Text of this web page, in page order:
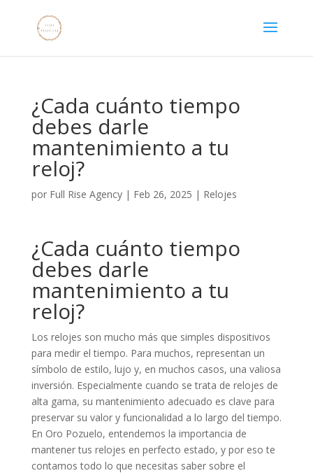
¿Cada cuánto tiempo
debes darle
mantenimiento a tu
reloj?
por Full Rise Agency| Feb 26, 2025 | Relojes
¿Cada cuánto tiempo
debes darle
mantenimiento a tu
reloj?
Los relojes son mucho más que simples dispositivos
para medir el tiempo. Para muchos, representan un
símbolo de estilo, lujo y, en muchos casos, una valiosa
inversión. Especialmente cuando se trata de relojes de
alta gama, su mantenimiento adecuado es clave para
preservar su valor y funcionalidad a lo largo del tiempo.
En Oro Pozuelo, entendemos la importancia de
mantener tus relojes en perfecto estado, y por eso te
contamos todo lo que necesitas saber sobre el